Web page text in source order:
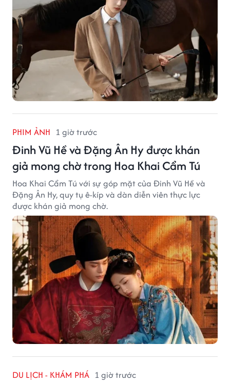
PHIM ẢNH 1 giờ trước
Đinh Vũ Hề và Đặng Ân Hy được khán
giả mong chờ trong Hoa Khai Cẩm Tú
Hoa Khai Cẩm Tú với sự góp mặt của Đinh Vũ Hề và
Đặng Ân Hy, quy tụ ê-kíp và dàn diễn viên thực lực
được khán giả mong chờ.
DU LỊCH - KHÁM PHÁ 1 giờ trước